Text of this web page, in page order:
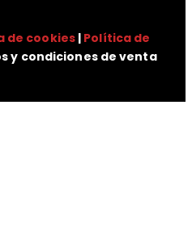
de cookies| Política de
y condiciones de venta